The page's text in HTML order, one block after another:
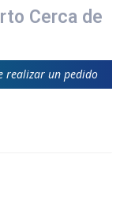
Cerca de